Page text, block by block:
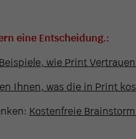
eine Entscheidung.:
wie Print
Ihnen, was die in Print
Kostenfreie